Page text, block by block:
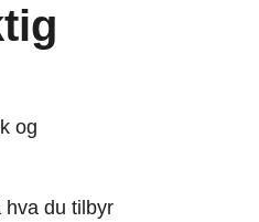
og
hva du tilbyr